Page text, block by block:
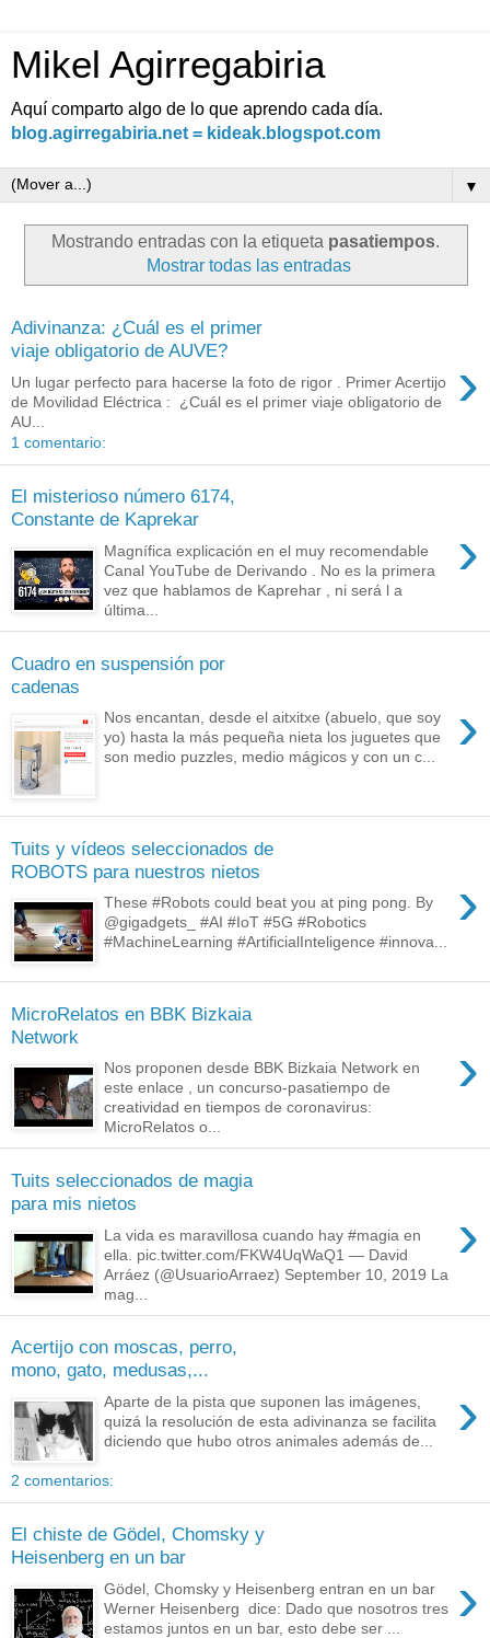
Mikel Agirregabiria
Aquí comparto algo de lo que aprendo cada día.
blog.agirregabiria.net = kideak.blogspot.com
▼
Mostrando entradas con la etiqueta pasatiempos.
Mostrar todas las entradas
Adivinanza: ¿Cuál es el primer
viaje obligatorio de AUVE?
›
Un lugar perfecto para hacerse la foto de rigor . Primer Acertijo
de Movilidad Eléctrica : ¿Cuál es el primer viaje obligatorio de
AU...
1 comentario:
El misterioso número 6174,
Constante de Kaprekar
›
Magnífica explicación en el muy recomendable
Canal YouTube de Derivando . No es la primera
vez que hablamos de Kaprehar , ni será l a
última...
Cuadro en suspensión por
cadenas
›
Nos encantan, desde el aitxitxe (abuelo, que soy
yo) hasta la más pequeña nieta los juguetes que
son medio puzzles, medio mágicos y con un c...
Tuits y vídeos seleccionados de
ROBOTS para nuestros nietos
›
These #Robots could beat you at ping pong. By
@gigadgets_ #AI #IoT #5G #Robotics
#MachineLearning #ArtificialInteligence #innova...
MicroRelatos en BBK Bizkaia
Network
›
Nos proponen desde BBK Bizkaia Network en
este enlace , un concurso-pasatiempo de
creatividad en tiempos de coronavirus:
MicroRelatos o...
Tuits seleccionados de magia
para mis nietos
›
La vida es maravillosa cuando hay #magia en
ella. pic.twitter.com/FKW4UqWaQ1 — David
Arráez (@UsuarioArraez) September 10, 2019 La
mag...
Acertijo con moscas, perro,
mono, gato, medusas,...
›
Aparte de la pista que suponen las imágenes,
quizá la resolución de esta adivinanza se facilita
diciendo que hubo otros animales además de...
2 comentarios:
El chiste de Gödel, Chomsky y
Heisenberg en un bar
›
Gödel, Chomsky y Heisenberg entran en un bar
Werner Heisenberg dice: Dado que nosotros tres
estamos juntos en un bar, esto debe ser ...